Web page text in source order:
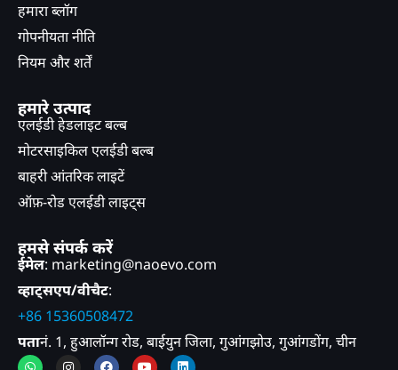
हमारा ब्लॉग
गोपनीयता नीति
नियम और शर्तें
हमारे उत्पाद
एलईडी हेडलाइट बल्ब
मोटरसाइकिल एलईडी बल्ब
बाहरी आंतरिक लाइटें
ऑफ़-रोड एलईडी लाइट्स
हमसे संपर्क करें
ईमेल: marketing@naoevo.com
व्हाट्सएप/वीचैट:
+86 15360508472
पतानं. 1, हुआलॉन्ग रोड, बाईयुन जिला, गुआंगझोउ, गुआंगडोंग, चीन
व्हाट्सएपइंस्टाग्रामफेसबुक यूट्यूब लिंक्डइन